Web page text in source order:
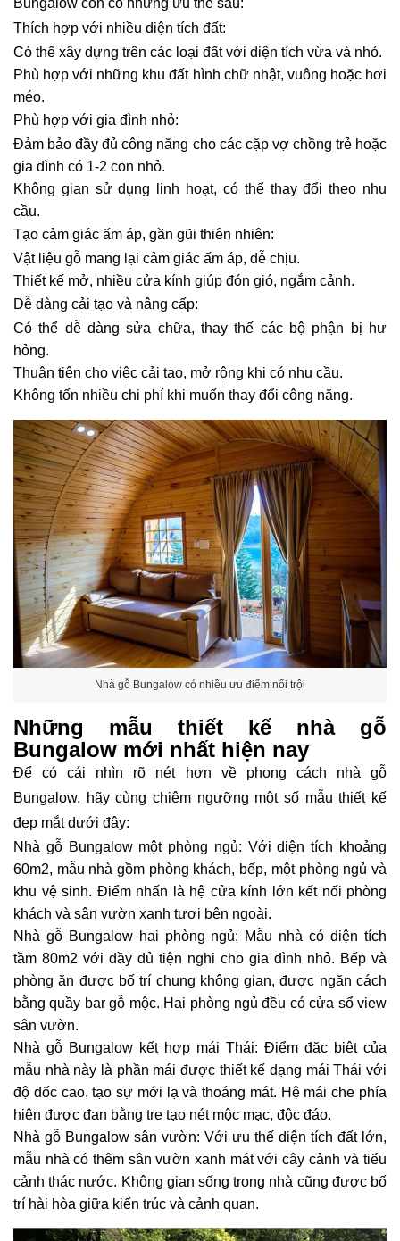
Bungalow còn có những ưu thế sau:
Thích hợp với nhiều diện tích đất:
Có thể xây dựng trên các loại đất với diện tích vừa và nhỏ.
Phù hợp với những khu đất hình chữ nhật, vuông hoặc hơi
méo.
Phù hợp với gia đình nhỏ:
Đảm bảo đầy đủ công năng cho các cặp vợ chồng trẻ hoặc
gia đình có 1-2 con nhỏ.
Không gian sử dụng linh hoạt, có thể thay đổi theo nhu
cầu.
Tạo cảm giác ấm áp, gần gũi thiên nhiên:
Vật liệu gỗ mang lại cảm giác ấm áp, dễ chịu.
Thiết kế mở, nhiều cửa kính giúp đón gió, ngắm cảnh.
Dễ dàng cải tạo và nâng cấp:
Có thể dễ dàng sửa chữa, thay thế các bộ phận bị hư
hỏng.
Thuận tiện cho việc cải tạo, mở rộng khi có nhu cầu.
Không tốn nhiều chi phí khi muốn thay đổi công năng.
Nhà gỗ Bungalow có nhiều ưu điểm nổi trội
Những mẫu thiết kế nhà gỗ
Bungalow mới nhất hiện nay
Để có cái nhìn rõ nét hơn về phong cách nhà gỗ
Bungalow, hãy cùng chiêm ngưỡng một số mẫu thiết kế
đẹp mắt dưới đây:
Nhà gỗ Bungalow một phòng ngủ: Với diện tích khoảng
60m2, mẫu nhà gồm phòng khách, bếp, một phòng ngủ và
khu vệ sinh. Điểm nhấn là hệ cửa kính lớn kết nối phòng
khách và sân vườn xanh tươi bên ngoài.
Nhà gỗ Bungalow hai phòng ngủ: Mẫu nhà có diện tích
tầm 80m2 với đầy đủ tiện nghi cho gia đình nhỏ. Bếp và
phòng ăn được bố trí chung không gian, được ngăn cách
bằng quầy bar gỗ mộc. Hai phòng ngủ đều có cửa sổ view
sân vườn.
Nhà gỗ Bungalow kết hợp mái Thái: Điểm đặc biệt của
mẫu nhà này là phần mái được thiết kế dạng mái Thái với
độ dốc cao, tạo sự mới lạ và thoáng mát. Hệ mái che phía
hiên được đan bằng tre tạo nét mộc mạc, độc đáo.
Nhà gỗ Bungalow sân vườn: Với ưu thế diện tích đất lớn,
mẫu nhà có thêm sân vườn xanh mát với cây cảnh và tiểu
cảnh thác nước. Không gian sống trong nhà cũng được bố
trí hài hòa giữa kiến trúc và cảnh quan.